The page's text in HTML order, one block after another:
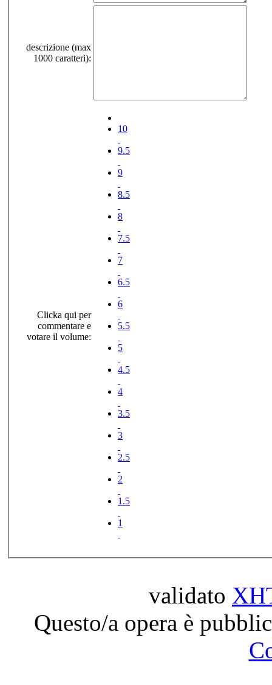
descrizione (max
1000 caratteri):
Clicka qui per
commentare e
votare il volume:
10
9.5
9
8.5
8
7.5
7
6.5
6
5.5
5
4.5
4
3.5
3
2.5
2
1.5
1
validato
Questo/a opera è